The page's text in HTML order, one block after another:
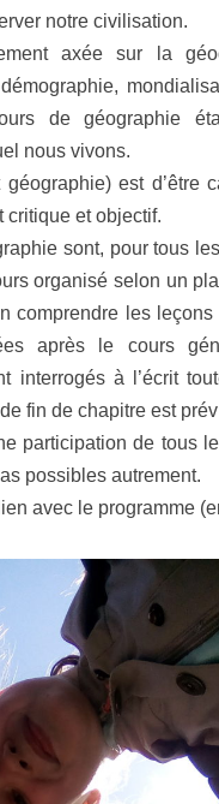
notre civilisation.
axée sur la
de géographie
nous vivons.
géographie) est d’être
critique et objectif.
sont, pour tous
organisé selon un
comprendre les
après le cours
interrogés à l’écrit
fin de chapitre est
participation de tous
possibles autrement.
avec le programme